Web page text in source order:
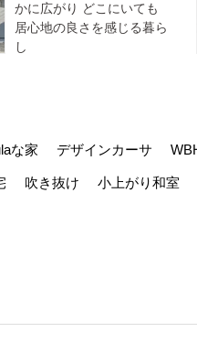
かに広がり どこにいても
居心地の良さを感じる暮ら
し
な家 デザインカーサ
吹き抜け 小上がり和室